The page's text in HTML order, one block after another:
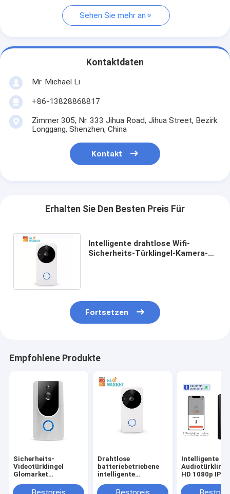
Sehen Sie mehr an
Kontaktdaten
Mr. Michael Li
+86-13828868817
Zimmer 305, Nr. 333 Jihua Road, Jihua Street, Bezirk
Longgang, Shenzhen, China
Kontakt
Erhalten Sie Den Besten Preis Für
Intelligente drahtlose Wifi-
Sicherheits-Türklingel-Kamera-
Fortsetzen
Empfohlene Produkte
Sicherheits-
Videotürklingel
Glomarket
Türklingel-1080p HD
Drahtlose
batteriebetriebene
intelligente
Fernbetrachtung
Intelligente
HD 1080p IP65
Built-In